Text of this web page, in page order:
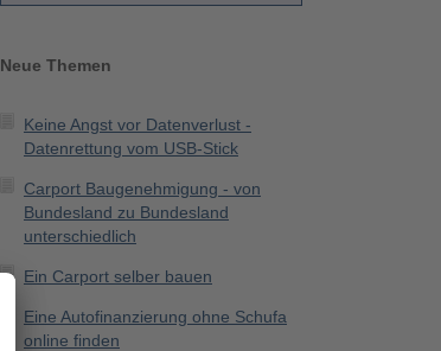
Neue Themen
Keine Angst vor Datenverlust -
Datenrettung vom USB-Stick
Carport Baugenehmigung - von
Bundesland zu Bundesland
unterschiedlich
Ein Carport selber bauen
Eine Autofinanzierung ohne Schufa
online finden